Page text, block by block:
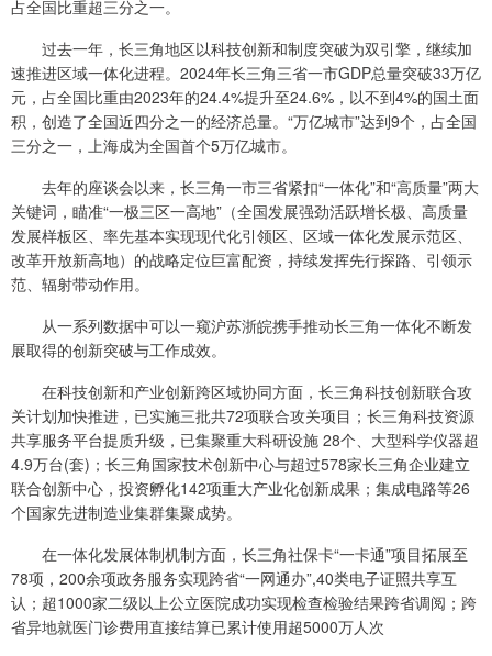
占全国比重超三分之一。
过去一年，长三角地区以科技创新和制度突破为双引擎，继续加
速推进区域一体化进程。2024年长三角三省一市GDP总量突破33万亿
元，占全国比重由2023年的24.4%提升至24.6%，以不到4%的国土面
积，创造了全国近四分之一的经济总量。“万亿城市”达到9个，占全国
三分之一，上海成为全国首个5万亿城市。
去年的座谈会以来，长三角一市三省紧扣“一体化”和“高质量”两大
关键词，瞄准“一极三区一高地”（全国发展强劲活跃增长极、高质量
发展样板区、率先基本实现现代化引领区、区域一体化发展示范区、
改革开放新高地）的战略定位巨富配资，持续发挥先行探路、引领示
范、辐射带动作用。
从一系列数据中可以一窥沪苏浙皖携手推动长三角一体化不断发
展取得的创新突破与工作成效。
在科技创新和产业创新跨区域协同方面，长三角科技创新联合攻
关计划加快推进，已实施三批共72项联合攻关项目；长三角科技资源
共享服务平台提质升级，已集聚重大科研设施 28个、大型科学仪器超
4.9万台(套)；长三角国家技术创新中心与超过578家长三角企业建立
联合创新中心，投资孵化142项重大产业化创新成果；集成电路等26
个国家先进制造业集群集聚成势。
在一体化发展体制机制方面，长三角社保卡“一卡通”项目拓展至
78项，200余项政务服务实现跨省“一网通办”,40类电子证照共享互
认；超1000家二级以上公立医院成功实现检查检验结果跨省调阅；跨
省异地就医门诊费用直接结算已累计使用超5000万人次